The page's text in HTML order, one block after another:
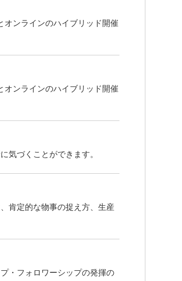
オンラインのハイブリッド開催
オンラインのハイブリッド開催
気づくことができます。
肯定的な物事の捉え方、生産
・フォロワーシップの発揮の